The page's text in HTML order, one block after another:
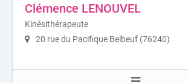
Clémence LENOUVEL
Kinésithérapeute
20 rue du Pacifique Belbeuf (76240)